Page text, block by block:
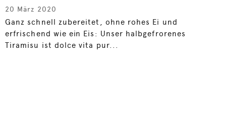
20 März 2020
Ganz schnell zubereitet, ohne rohes Ei und
erfrischend wie ein Eis: Unser halbgefrorenes
Tiramisu ist dolce vita pur...